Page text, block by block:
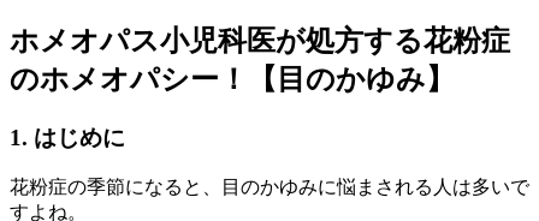
ホメオパス小児科医が処方する花粉症
のホメオパシー！【目のかゆみ】
1. はじめに
花粉症の季節になると、目のかゆみに悩まされる人は多いで
すよね。